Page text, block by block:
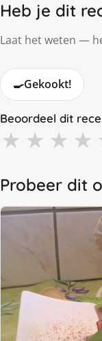
Heb je dit
Laat het weten —
🍳Gekookt!
Beoordeel dit
★ ★ ★ ★
Probeer dit